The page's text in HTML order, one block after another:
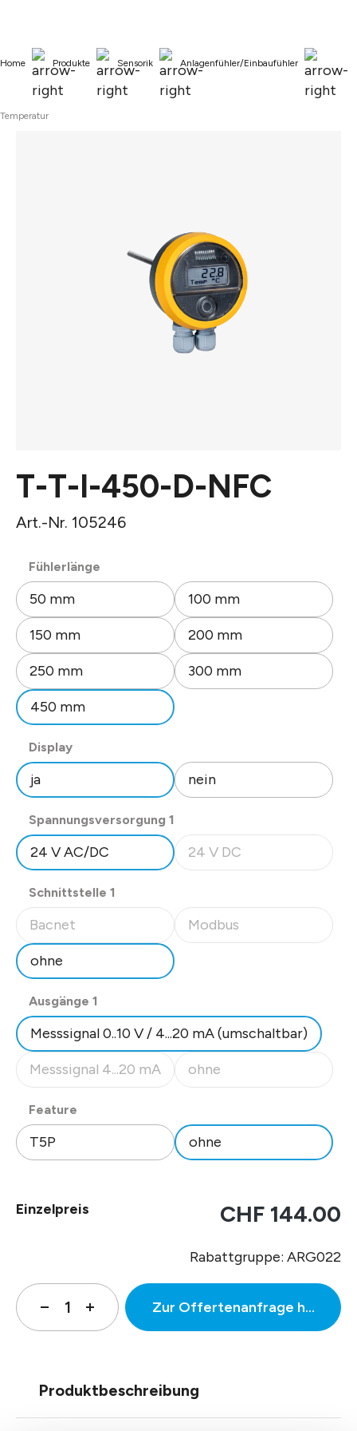
Home Produkte Sensorik Anlagenfühler/Einbaufühler
Temperatur
T-T-I-450-D-NFC
Art.-Nr. 105246
Fühlerlänge
50 mm
100 mm
150 mm 200 mm
250 mm 300 mm
450 mm
Displayauswählen
ja
nein
Spannungsversorgung 1
24 V AC/DC
24 V DC
(Diese Option ist zurzeit
Schnittstelle 1
Bacnet
(Diese Option ist zurzeit nicht verfügbar.)
Modbus
(Diese Option ist zurzeit
ohne
Ausgänge 1
Messsignal 0..10 V / 4...20 mA (umschaltbar)
Messsignal 4...20 mA
(Diese Option ist zurzeit nicht verfügbar.)
ohne
(Diese Option ist zurzeit
Feature
T5P
ohne
Einzelpreis CHF 144.00
Rabattgruppe: ARG022
Zur Offertenanfrage
Produktbeschreibung